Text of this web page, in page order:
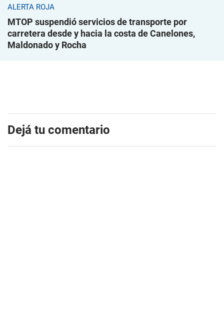
ALERTA ROJA
MTOP suspendió servicios de transporte por
carretera desde y hacia la costa de Canelones,
Maldonado y Rocha
Dejá tu comentario